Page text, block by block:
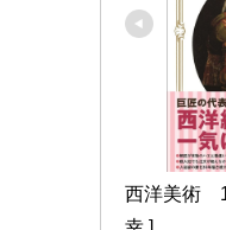
西洋美術　